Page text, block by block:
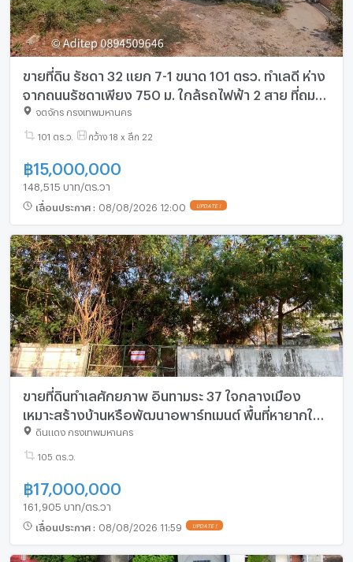
ขายที่ดิน รัชดา 32 แยก 7-1 ขนาด 101 ตรว. ทำเลดี ห่าง
จากถนนรัชดาเพียง 750 ม. ใกล้รถไฟฟ้า 2 สาย ที่ถม
แล้ว เหมาะปลูกบ้าน
จตุจักร กรุงเทพมหานคร
101 ตร.ว. กว้าง 18 x ลึก 22
฿15,000,000
148,515 บาท/ตร.วา
เลื่อนประกาศ : 08/08/2026 12:00 UPDATE !
ขายที่ดินทำเลศักยภาพ อินทามระ 37 ใจกลางเมือง
เหมาะสร้างบ้านหรือพัฒนาอพาร์ทเมนต์ พื้นที่หายากใน
ย่านนี้
ดินแดง กรุงเทพมหานคร
105 ตร.ว.
฿17,000,000
161,905 บาท/ตร.วา
เลื่อนประกาศ : 08/08/2026 11:59 UPDATE !